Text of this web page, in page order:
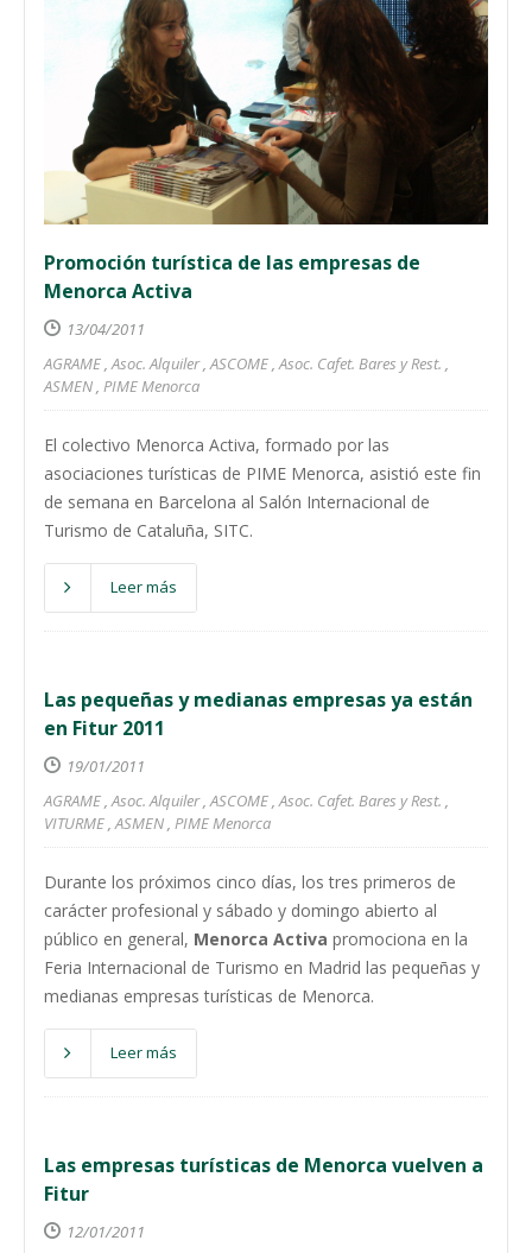
Promoción turística de las empresas de
Menorca Activa
13/04/2011
AGRAME Asoc. Alquiler ASCOME Asoc. Cafet. Bares y Rest.
ASMEN PIME Menorca
El colectivo Menorca Activa, formado por las
asociaciones turísticas de PIME Menorca, asistió este fin
de semana en Barcelona al Salón Internacional de
Turismo de Cataluña, SITC.
Leer más
Las pequeñas y medianas empresas ya están
en Fitur 2011
19/01/2011
AGRAME Asoc. Alquiler ASCOME Asoc. Cafet. Bares y Rest.
VITURME ASMEN PIME Menorca
Durante los próximos cinco días, los tres primeros de
carácter profesional y sábado y domingo abierto al
público en general, Menorca Activa promociona en la
Feria Internacional de Turismo en Madrid las pequeñas y
medianas empresas turísticas de Menorca.
Leer más
Las empresas turísticas de Menorca vuelven a
Fitur
12/01/2011